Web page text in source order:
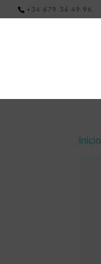
+34 679 34 49 96
Inicio